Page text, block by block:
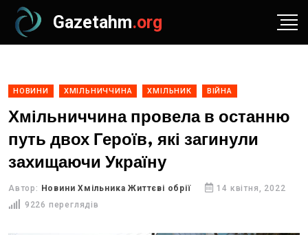
Gazetahm.org
НОВИНИ ХМІЛЬНИЧЧИНА ХМІЛЬНИК ВІЙНА
Хмільниччина провела в останню
путь двох Героїв, які загинули
захищаючи Україну
Автор: Новини Хмільника Життєві обрії
14 квітня, 2022
9226 переглядів